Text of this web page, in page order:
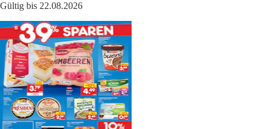
Gültig bis 22.08.2026